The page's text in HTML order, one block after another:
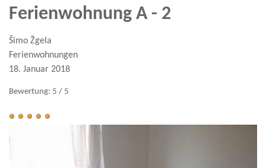
Ferienwohnung A - 2
Šimo Žgela
Ferienwohnungen
18. Januar 2018
Bewertung: 5 / 5